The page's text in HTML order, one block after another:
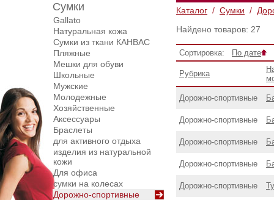
Сумки
Gallato
Натуральная кожа
Сумки из ткани КАНВАС
Пляжные
Мешки для обуви
Школьные
Мужские
Молодежные
Хозяйственные
Аксессуары
Браслеты
для активного отдыха
изделия из натуральной
кожи
Для офиса
сумки на колесах
Дорожнo-спортивные
Каталог / Сумки /
Найдено товаров: 27
Сортировка: По дате
Рубрика
Дорожнo-спортивные
Дорожнo-спортивные
Дорожнo-спортивные
Дорожнo-спортивные
Дорожнo-спортивные